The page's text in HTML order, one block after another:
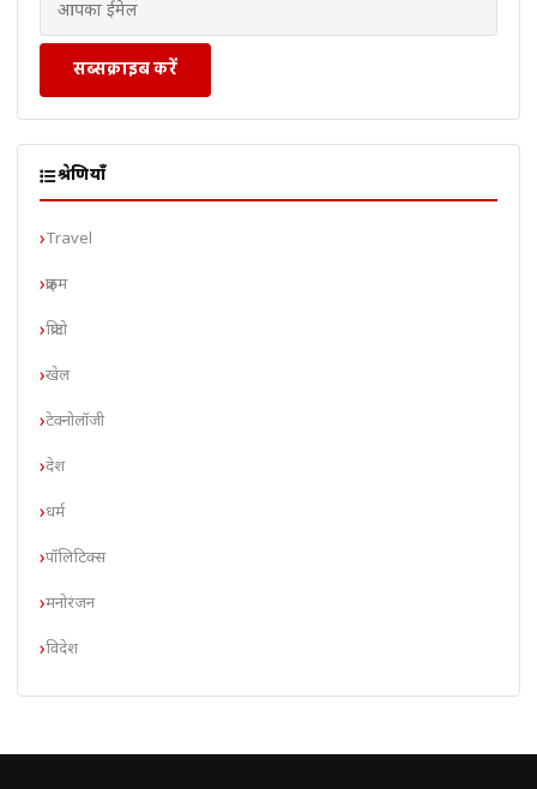
सब्सक्राइब करें
श्रेणियाँ
Travel
क्राइम
क्रिप्टो
खेल
टेक्नोलॉजी
देश
धर्म
पॉलिटिक्स
मनोरंजन
विदेश